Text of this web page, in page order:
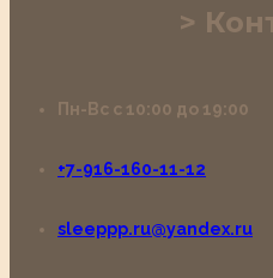
Пн-Вс с 10:00 до 19:00
+7-916-160-11-12
sleeppp.ru@yandex.ru